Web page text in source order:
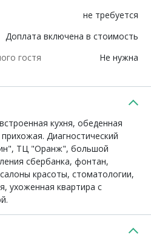
не требуется
Доплата включена в стоимость
гостя
Не нужна
кухня, обеденная
Диагностический
ТЦ "Оранж", большой
сбербанка, фонтан,
красоты, стоматологии,
ухоженная квартира с